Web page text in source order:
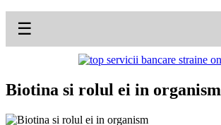
☰
Biotina si rolul ei in organism